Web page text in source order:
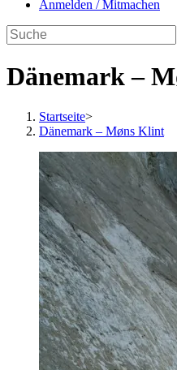
Anmelden / Mitmachen
Dänemark –
Startseite>
Dänemark – Møns Klint